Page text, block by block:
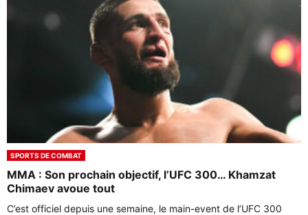
SPORTS DE COMBAT
MMA : Son prochain objectif, l’UFC 300… Khamzat
Chimaev avoue tout
C’est officiel depuis une semaine, le main-event de l’UFC 300